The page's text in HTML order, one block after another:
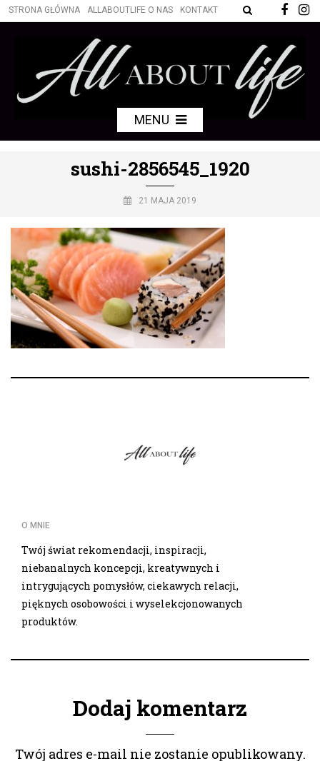
STRONA GŁÓWNA ALLABOUTLIFE O NAS KONTAKT
MENU
sushi-2856545_1920
21 MAJA 2019
O MNIE
Twój świat rekomendacji, inspiracji,
niebanalnych koncepcji, kreatywnych i
intrygujących pomysłów, ciekawych relacji,
pięknych osobowości i wyselekcjonowanych
produktów.
Dodaj komentarz
Twój adres e-mail nie zostanie opublikowany.